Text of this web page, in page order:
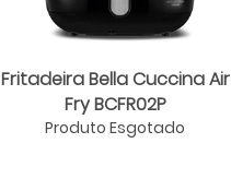
Fritadeira Bella Cuccina Air
Fry BCFR02P
Produto Esgotado